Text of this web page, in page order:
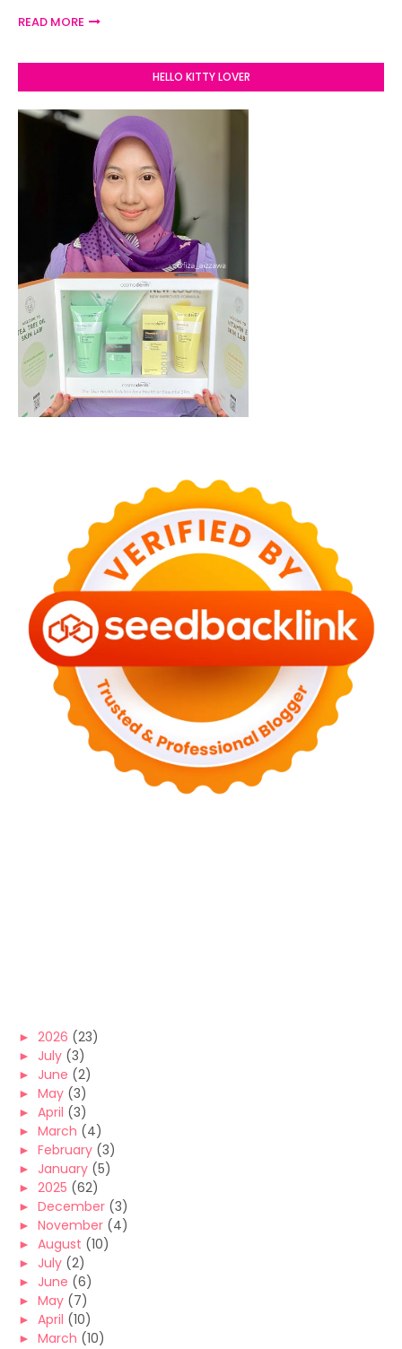
READ MORE
HELLO KITTY LOVER
► 2026 (23)
► July (3)
► June (2)
► May (3)
► April (3)
► March (4)
► February (3)
► January (5)
► 2025 (62)
► December (3)
► November (4)
► August (10)
► July (2)
► June (6)
► May (7)
► April (10)
► March (10)